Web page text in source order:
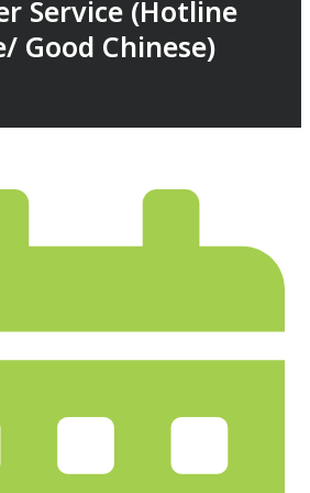
Service (Hotline
Good Chinese)